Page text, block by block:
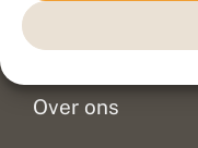
Doneer
Over ons